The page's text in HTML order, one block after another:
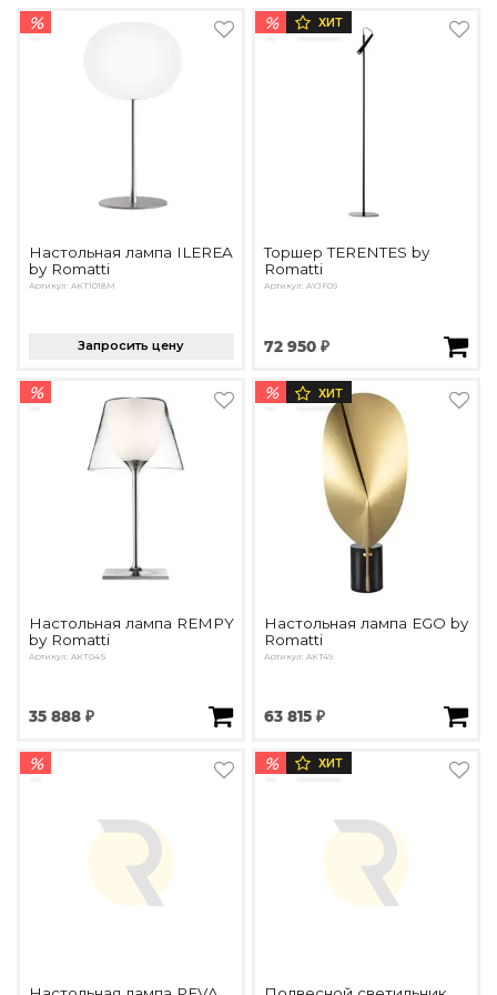
Подбор, производство и комплектация по вашему
Реализованные проекты
%
Настольная лампа ILEREA
by Romatti
Артикул: AKT1018M
Запросить цену
% ХИТ
Торшер TERENTES by
Romatti
Артикул: AYJF09
72 950 ₽
%
Настольная лампа REMPY
by Romatti
Артикул: AKT04S
35 888 ₽
% ХИТ
Настольная лампа EGO by
Romatti
Артикул: AKT49
63 815 ₽
% % ХИТ